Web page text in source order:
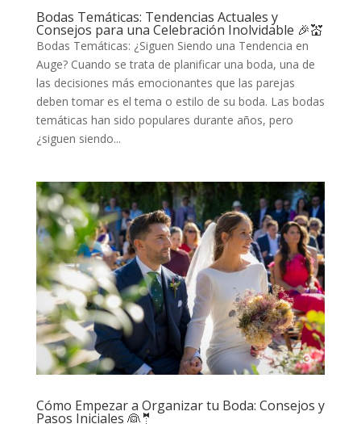
Bodas Temáticas: Tendencias Actuales y
Consejos para una Celebración Inolvidable 🎉💒
Bodas Temáticas: ¿Siguen Siendo una Tendencia en
Auge? Cuando se trata de planificar una boda, una de
las decisiones más emocionantes que las parejas
deben tomar es el tema o estilo de su boda. Las bodas
temáticas han sido populares durante años, pero
¿siguen siendo...
Cómo Empezar a Organizar tu Boda: Consejos y
Pasos Iniciales 👰🤵